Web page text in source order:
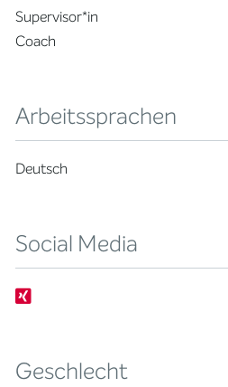
Supervisor*in
Coach
Arbeitssprachen
Deutsch
Social Media
Geschlecht